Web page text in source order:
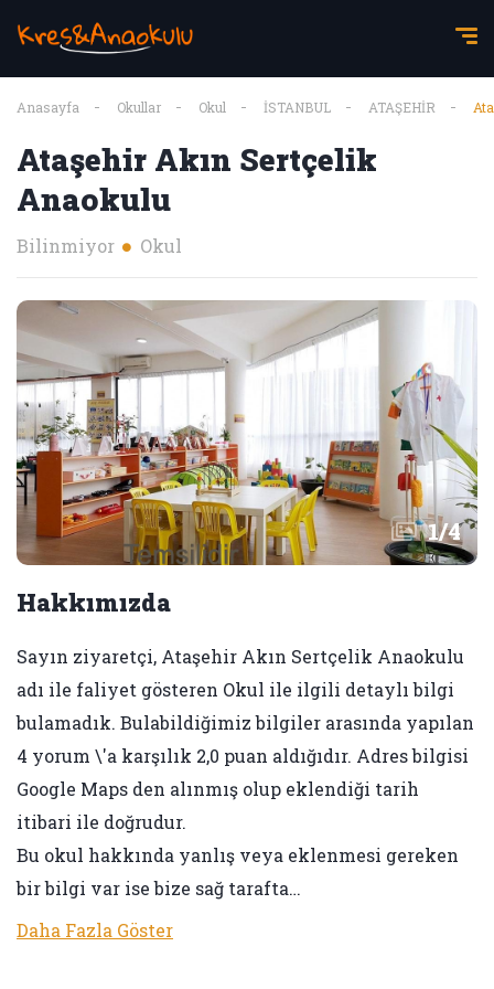
Anasayfa Okullar Okul İSTANBUL ATAŞEHİR
Ataşehir Akın Sertçelik
Anaokulu
Bilinmiyor Okul
1/4
Hakkımızda
Sayın ziyaretçi, Ataşehir Akın Sertçelik Anaokulu
adı ile faliyet gösteren Okul ile ilgili detaylı bilgi
bulamadık. Bulabildiğimiz bilgiler arasında yapılan
4 yorum \'a karşılık 2,0 puan aldığıdır. Adres bilgisi
Google Maps den alınmış olup eklendiği tarih
itibari ile doğrudur.
Bu okul hakkında yanlış veya eklenmesi gereken
bir bilgi var ise bize sağ tarafta…
Daha Fazla Göster